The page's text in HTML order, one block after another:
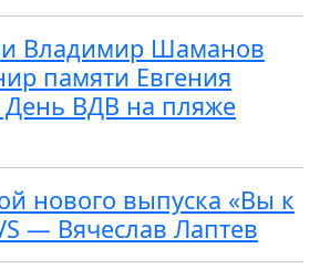
Владимир Шаманов
памяти Евгения
День ВДВ на пляже
нового выпуска «Вы к
— Вячеслав Лаптев